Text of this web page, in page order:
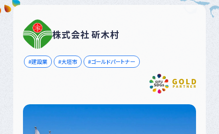
株式会社 斫木村
建設業 大垣市 ゴールドパートナー